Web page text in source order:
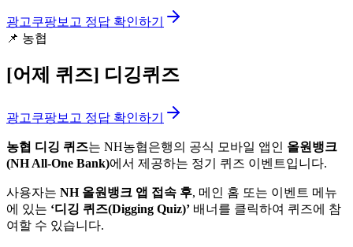
광고쿠팡보고 정답 확인하기
📌 농협
[어제 퀴즈] 디깅퀴즈
광고쿠팡보고 정답 확인하기
농협 디깅 퀴즈는 NH농협은행의 공식 모바일 앱인 올원뱅크
(NH All-One Bank)에서 제공하는 정기 퀴즈 이벤트입니다.
사용자는 NH 올원뱅크 앱 접속 후, 메인 홈 또는 이벤트 메뉴
에 있는 ‘디깅 퀴즈(Digging Quiz)’ 배너를 클릭하여 퀴즈에 참
여할 수 있습니다.